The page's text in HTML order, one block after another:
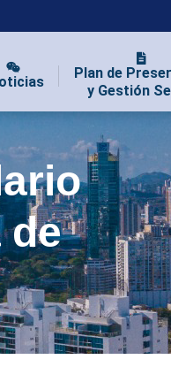
Plan de
y Gestión
de